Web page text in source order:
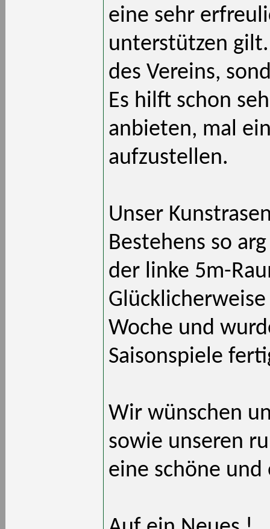
eine sehr
unterstützen
des Vereins,
Es hilft schon
anbieten, mal
aufzustellen.
Unser
Bestehens so
der linke 5m-
Woche und
Saisonspiele
Wir wünschen
sowie unseren
eine schöne